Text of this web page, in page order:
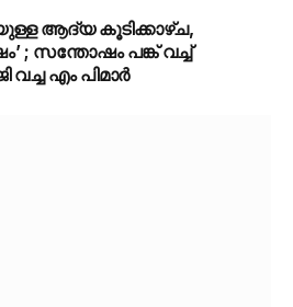
ആദ്യ കൂടിക്കാഴ്ച,
; സന്തോഷം പങ്ക് വച്ച്
എം പിമാർ